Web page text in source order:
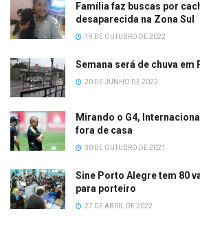
Família faz buscas por
desaparecida na Zona Sul
19 DE OUTUBRO DE 2022
Semana será de chuva em
20 DE JUNHO DE 2022
Mirando o G4,
fora de casa
30 DE OUTUBRO DE 2021
Sine Porto Alegre tem 80
para porteiro
27 DE ABRIL DE 2022